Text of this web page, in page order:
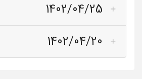
1402/04/25
1402/04/20